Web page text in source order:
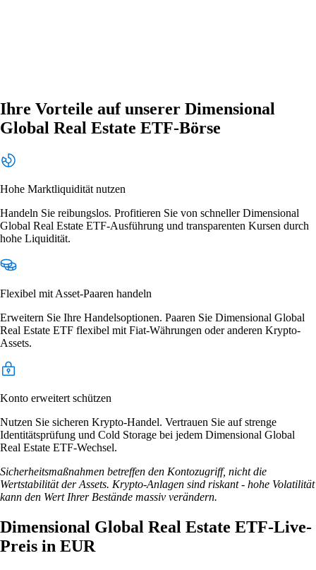
Ihre Vorteile auf unserer Dimensional
Global Real Estate ETF-Börse
Hohe Marktliquidität nutzen
Handeln Sie reibungslos. Profitieren Sie von schneller Dimensional
Global Real Estate ETF-Ausführung und transparenten Kursen durch
hohe Liquidität.
Flexibel mit Asset-Paaren handeln
Erweitern Sie Ihre Handelsoptionen. Paaren Sie Dimensional Global
Real Estate ETF flexibel mit Fiat-Währungen oder anderen Krypto-
Assets.
Konto erweitert schützen
Nutzen Sie sicheren Krypto-Handel. Vertrauen Sie auf strenge
Identitätsprüfung und Cold Storage bei jedem Dimensional Global
Real Estate ETF-Wechsel.
Sicherheitsmaßnahmen betreffen den Kontozugriff, nicht die
Wertstabilität der Assets. Krypto-Anlagen sind riskant - hohe Volatilität
kann den Wert Ihrer Bestände massiv verändern.
Dimensional Global Real Estate ETF-Live-
Preis in EUR